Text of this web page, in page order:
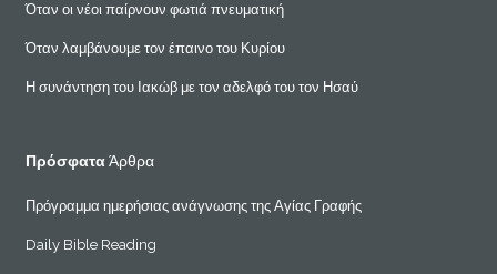
Όταν οι νέοι παίρνουν φωτιά πνευματική
Όταν λαμβάνουμε τον έπαινο του Κυρίου
Η συνάντηση του Ιακώβ με τον αδελφό του τον Ησαύ
ΠρόσφαταΆρθρα
Πρόγραμμα ημερήσιας ανάγνωσης της Αγίας Γραφής
Daily Bible Reading